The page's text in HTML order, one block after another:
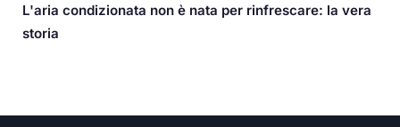
L'aria condizionata non è nata per rinfrescare: la vera
storia